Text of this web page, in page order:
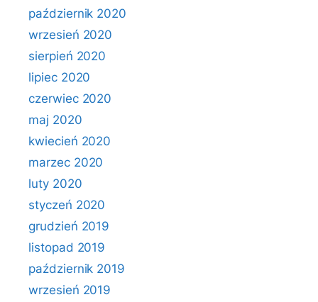
październik 2020
wrzesień 2020
sierpień 2020
lipiec 2020
czerwiec 2020
maj 2020
kwiecień 2020
marzec 2020
luty 2020
styczeń 2020
grudzień 2019
listopad 2019
październik 2019
wrzesień 2019